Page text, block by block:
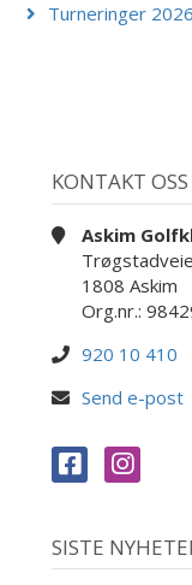
Turneringer 2026
KONTAKT OSS
Askim
1808 Askim
Org.nr.:
920 10 410
Send e-post
SISTE